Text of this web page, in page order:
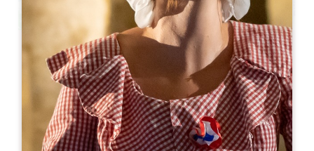
Leaflet
9€
Jardins et Fontaines de Sardy
Lieu-dit Sardy - Route de Sardy
24230 VÉLINES